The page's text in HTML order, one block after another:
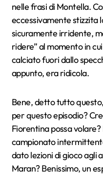
nelle frasi di Montella.
eccessivamente stizzita
sicuramente irridente,
ridere” al momento in
calciato fuori dallo
appunto, era ridicola.
Bene, detto tutto
per questo episodio?
Fiorentina possa volare?
campionato
dato lezioni di gioco agli
Maran? Benissimo, un